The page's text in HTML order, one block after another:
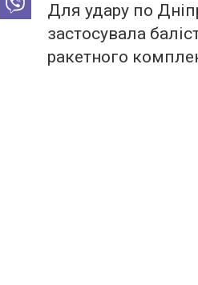
Для удару по
застосувала
ракетного